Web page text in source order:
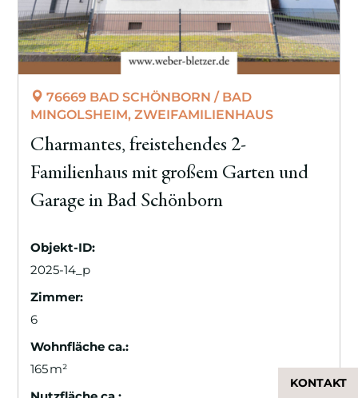
KONTAKT
76669 BAD SCHÖNBORN / BAD
MINGOLSHEIM, ZWEIFAMILIENHAUS
Charmantes, freistehendes 2-
Familienhaus mit großem Garten und
Garage in Bad Schönborn
Objekt-ID:
2025-14_p
Zimmer:
6
Wohnfläche ca.:
165 m²